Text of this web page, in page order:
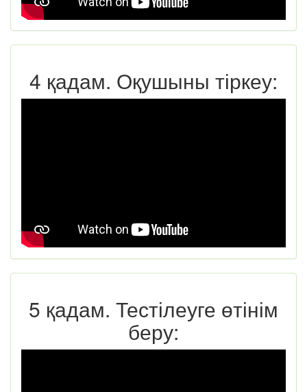
4 қадам. Оқушыны тіркеу:
5 қадам. Тестілеуге өтінім
беру: